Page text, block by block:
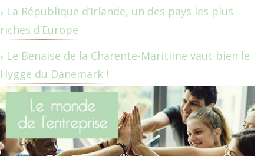
La République d’Irlande, un des pays les plus
riches d’Europe
Le Benaise de la Charente-Maritime vaut bien le
Hygge du Danemark !